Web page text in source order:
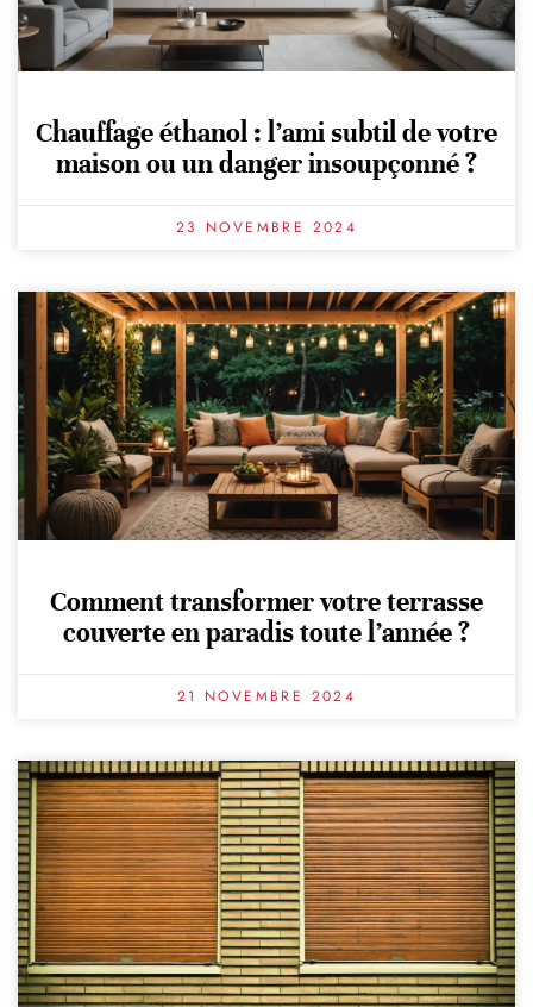
Chauffage éthanol : l’ami subtil de votre
maison ou un danger insoupçonné ?
23 NOVEMBRE 2024
Comment transformer votre terrasse
couverte en paradis toute l’année ?
21 NOVEMBRE 2024